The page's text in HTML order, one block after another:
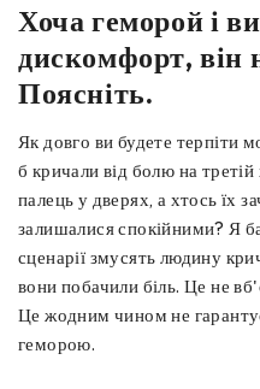
Хоча геморой і
дискомфорт, він
Поясніть.
Як довго ви будете терпіти
б кричали від болю на
палець у дверях, а хтось їх
залишалися спокійними? Я
сценарії змусять людину
вони побачили біль. Це не
Це жодним чином не
геморою.